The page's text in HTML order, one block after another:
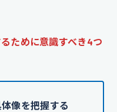
ために意識すべき4つ
像を把握する